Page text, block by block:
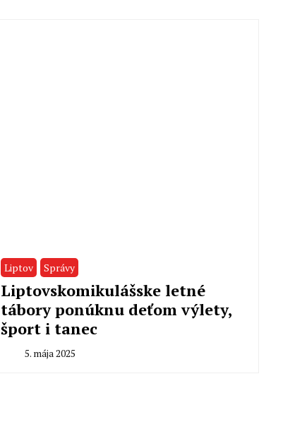
Liptov Správy
Liptovskomikulášske letné
tábory ponúknu deťom výlety,
šport i tanec
5. mája 2025